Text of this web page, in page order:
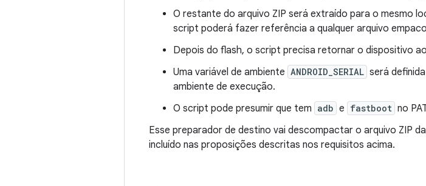
O restante do arquivo ZIP será extraído para o mesmo
script poderá fazer referência a qualquer arquivo
Depois do flash, o script precisa retornar o dispositivo
Uma variável de ambiente ANDROID_SERIAL será
ambiente de execução.
O script pode presumir que tem adb e fastboot no
Esse preparador de destino vai descompactar o arquivo ZIP
incluído nas proposições descritas nos requisitos acima.